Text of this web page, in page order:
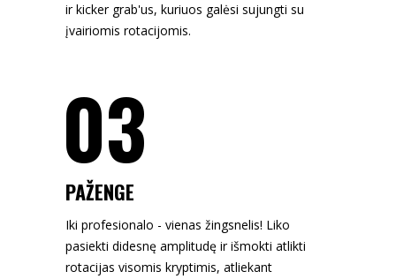
ir kicker grab'us, kuriuos galėsi sujungti su
įvairiomis rotacijomis.
03
PAŽENGE
Iki profesionalo - vienas žingsnelis! Liko
pasiekti didesnę amplitudę ir išmokti atlikti
rotacijas visomis kryptimis, atliekant